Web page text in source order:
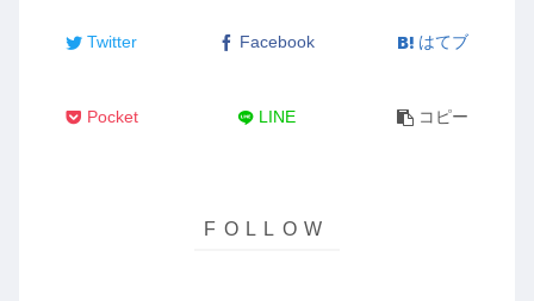
Twitter Facebook はてブ
Pocket LINE コピー